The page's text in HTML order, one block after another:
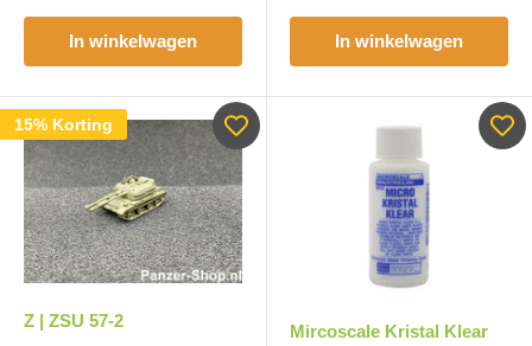
In winkelwagen In winkelwagen
15% Korting
Z | ZSU 57-2
Mircoscale Kristal Klear